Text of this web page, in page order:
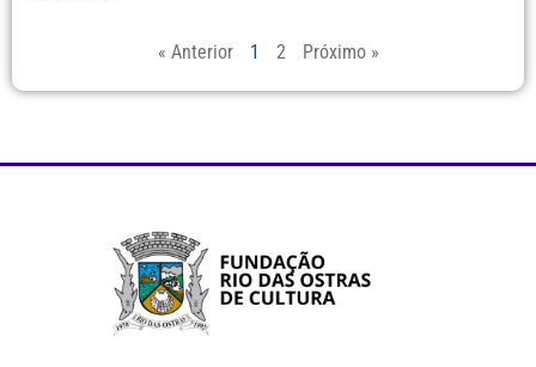
« Anterior 1 2 Próximo »